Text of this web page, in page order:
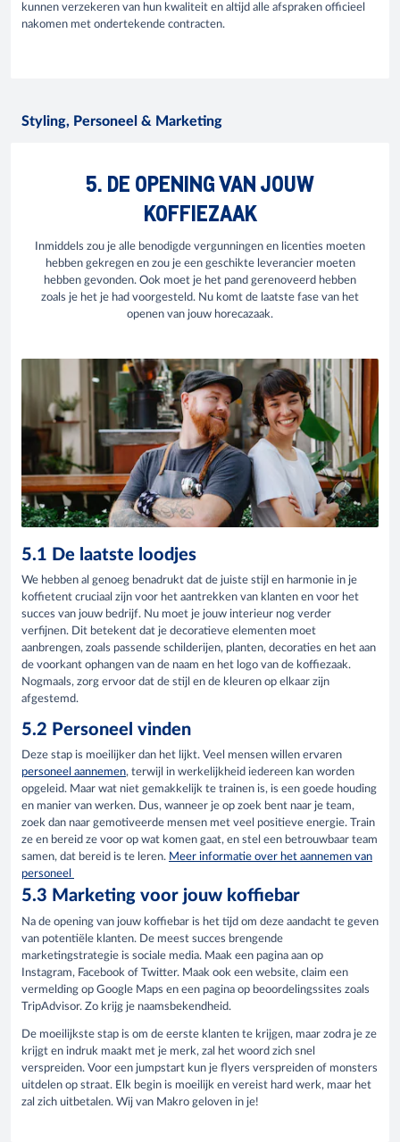
kunnen verzekeren van hun kwaliteit en altijd alle afspraken officieel
nakomen met ondertekende contracten.
Styling, Personeel & Marketing
5. DE OPENING VAN JOUW
KOFFIEZAAK
Inmiddels zou je alle benodigde vergunningen en licenties moeten
hebben gekregen en zou je een geschikte leverancier moeten
hebben gevonden. Ook moet je het pand gerenoveerd hebben
zoals je het je had voorgesteld. Nu komt de laatste fase van het
openen van jouw horecazaak.
5.1 De laatste loodjes
We hebben al genoeg benadrukt dat de juiste stijl en harmonie in je
koffietent cruciaal zijn voor het aantrekken van klanten en voor het
succes van jouw bedrijf. Nu moet je jouw interieur nog verder
verfijnen. Dit betekent dat je decoratieve elementen moet
aanbrengen, zoals passende schilderijen, planten, decoraties en het aan
de voorkant ophangen van de naam en het logo van de koffiezaak.
Nogmaals, zorg ervoor dat de stijl en de kleuren op elkaar zijn
afgestemd.
5.2 Personeel vinden
Deze stap is moeilijker dan het lijkt. Veel mensen willen ervaren
personeel aannemen, terwijl in werkelijkheid iedereen kan worden
opgeleid. Maar wat niet gemakkelijk te trainen is, is een goede houding
en manier van werken. Dus, wanneer je op zoek bent naar je team,
zoek dan naar gemotiveerde mensen met veel positieve energie. Train
ze en bereid ze voor op wat komen gaat, en stel een betrouwbaar team
samen, dat bereid is te leren. Meer informatie over het aannemen van
personeel
5.3 Marketing voor jouw koffiebar
Na de opening van jouw koffiebar is het tijd om deze aandacht te geven
van potentiële klanten. De meest succes brengende
marketingstrategie is sociale media. Maak een pagina aan op
Instagram, Facebook of Twitter. Maak ook een website, claim een
vermelding op Google Maps en een pagina op beoordelingssites zoals
TripAdvisor. Zo krijg je naamsbekendheid.
De moeilijkste stap is om de eerste klanten te krijgen, maar zodra je ze
krijgt en indruk maakt met je merk, zal het woord zich snel
verspreiden. Voor een jumpstart kun je flyers verspreiden of monsters
uitdelen op straat. Elk begin is moeilijk en vereist hard werk, maar het
zal zich uitbetalen. Wij van Makro geloven in je!